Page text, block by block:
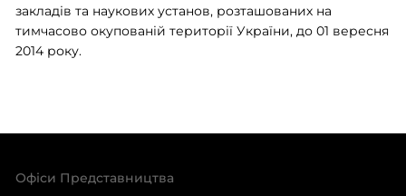
закладів та наукових установ, розташованих на
тимчасово окупованій території України, до 01 вересня
2014 року.
Офіси Представництва